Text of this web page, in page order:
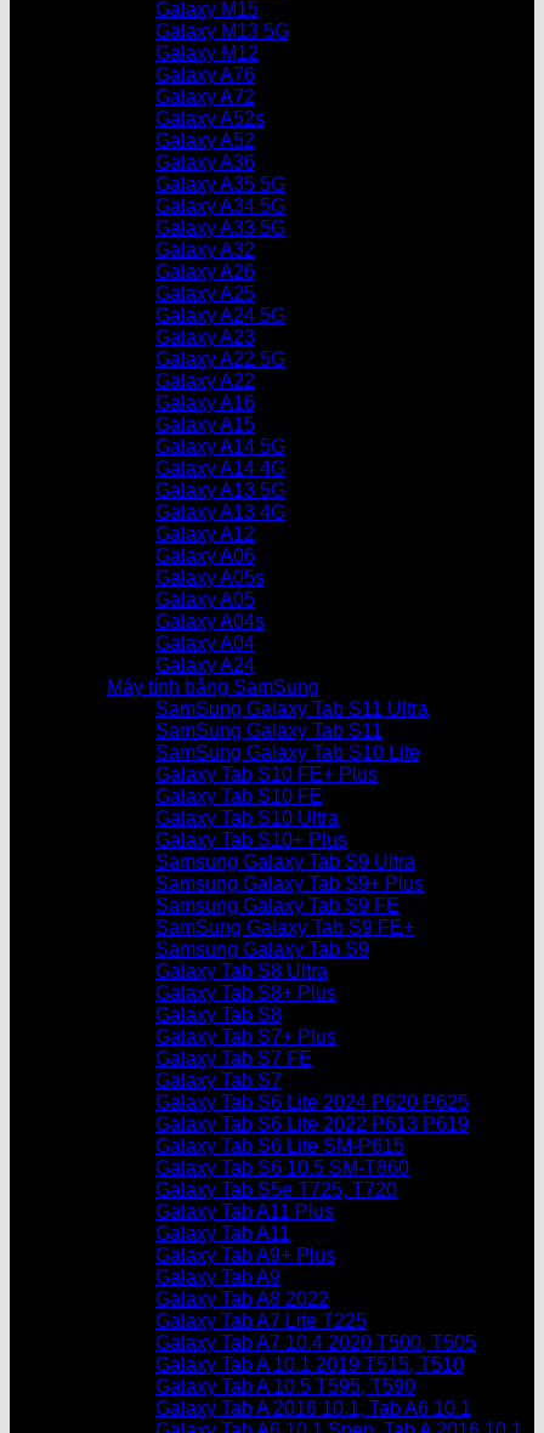
Galaxy M15
Galaxy M13 5G
Galaxy M12
Galaxy A76
Galaxy A72
Galaxy A52s
Galaxy A52
Galaxy A36
Galaxy A35 5G
Galaxy A34 5G
Galaxy A33 5G
Galaxy A32
Galaxy A26
Galaxy A25
Galaxy A24 5G
Galaxy A23
Galaxy A22 5G
Galaxy A22
Galaxy A16
Galaxy A15
Galaxy A14 5G
Galaxy A14 4G
Galaxy A13 5G
Galaxy A13 4G
Galaxy A12
Galaxy A06
Galaxy A05s
Galaxy A05
Galaxy A04s
Galaxy A04
Galaxy A24
Máy tính bảng SamSung
SamSung Galaxy Tab S11 Ultra
SamSung Galaxy Tab S11
SamSung Galaxy Tab S10 Lite
Galaxy Tab S10 FE+ Plus
Galaxy Tab S10 FE
Galaxy Tab S10 Ultra
Galaxy Tab S10+ Plus
Samsung Galaxy Tab S9 Ultra
Samsung Galaxy Tab S9+ Plus
Samsung Galaxy Tab S9 FE
SamSung Galaxy Tab S9 FE+
Samsung Galaxy Tab S9
Galaxy Tab S8 Ultra
Galaxy Tab S8+ Plus
Galaxy Tab S8
Galaxy Tab S7+ Plus
Galaxy Tab S7 FE
Galaxy Tab S7
Galaxy Tab S6 Lite 2024 P620 P625
Galaxy Tab S6 Lite 2022 P613 P619
Galaxy Tab S6 Lite SM-P615
Galaxy Tab S6 10.5 SM-T860
Galaxy Tab S5e T725, T720
Galaxy Tab A11 Plus
Galaxy Tab A11
Galaxy Tab A9+ Plus
Galaxy Tab A9
Galaxy Tab A8 2022
Galaxy Tab A7 Lite T225
Galaxy Tab A7 10.4 2020 T500, T505
Galaxy Tab A 10.1 2019 T515, T510
Galaxy Tab A 10.5 T595, T590
Galaxy Tab A 2016 10.1, Tab A6 10.1